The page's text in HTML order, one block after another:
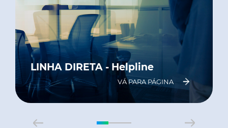
LINHA DIRETA - Helpline
VÁ PARA PÁGINA